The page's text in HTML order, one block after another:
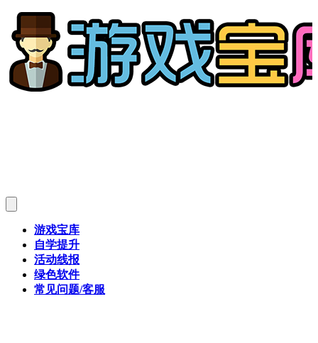
游戏宝库
自学提升
活动线报
绿色软件
常见问题/客服